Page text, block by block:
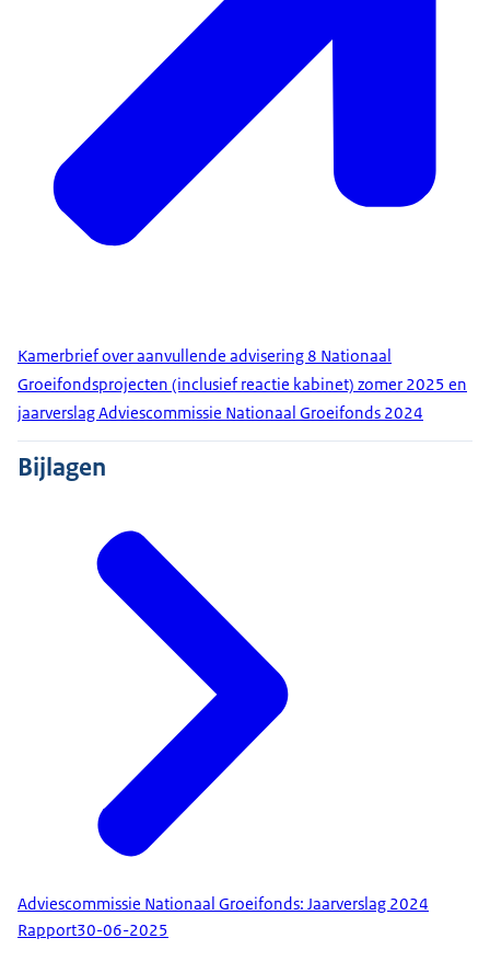
Kamerbrief over aanvullende advisering 8 Nationaal
Groeifondsprojecten (inclusief reactie kabinet) zomer 2025 en
jaarverslag Adviescommissie Nationaal Groeifonds 2024
Bijlagen
Adviescommissie Nationaal Groeifonds: Jaarverslag 2024
Rapport30-06-2025